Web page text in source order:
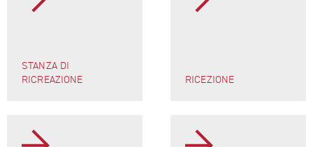
STANZA DI
RICREAZIONE
RICEZIONE